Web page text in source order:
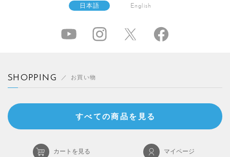
日本語 English
SHOPPING お買い物
すべての商品を見る
カートを見る マイページ